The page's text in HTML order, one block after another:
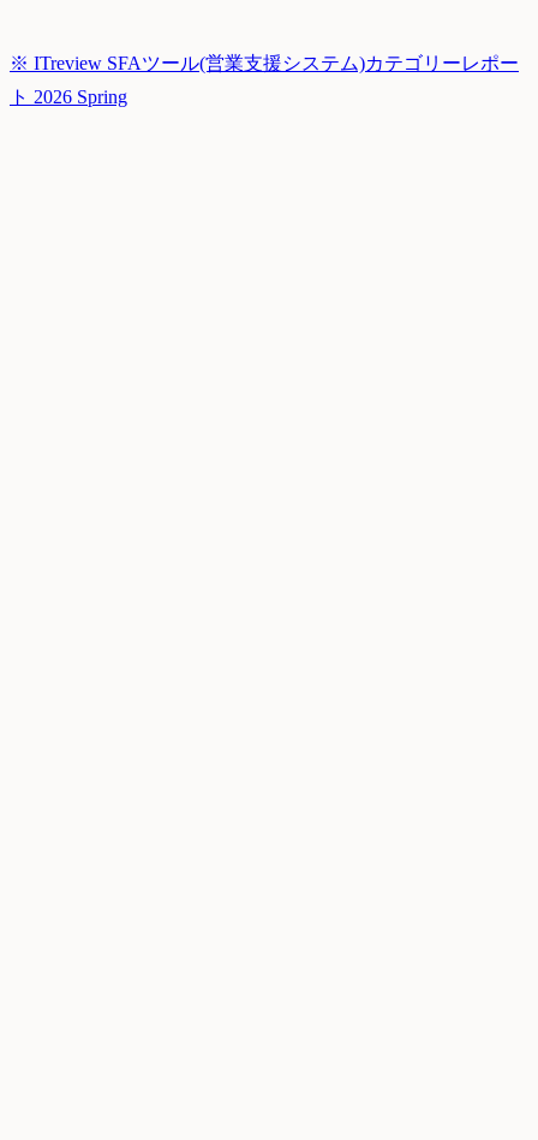
※ ITreview SFAツール(営業支援システム)カテゴリーレポー
ト 2026 Spring